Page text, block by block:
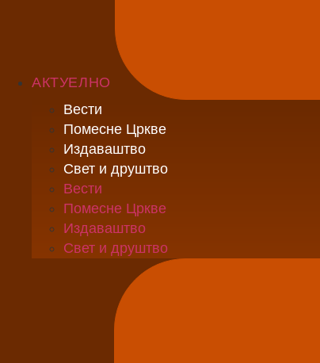
АКТУЕЛНО
Вести
Помесне Цркве
Издаваштво
Свет и друштво
Вести
Помесне Цркве
Издаваштво
Свет и друштво